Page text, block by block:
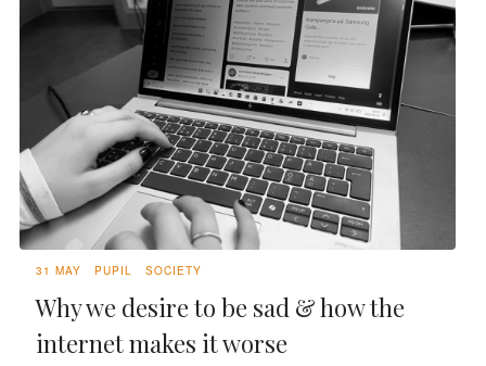
31 MAY PUPIL SOCIETY
Why we desire to be sad & how the
internet makes it worse